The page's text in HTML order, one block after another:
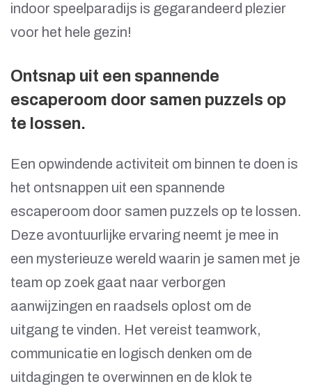
indoor speelparadijs is gegarandeerd plezier
voor het hele gezin!
Ontsnap uit een spannende
escaperoom door samen puzzels op
te lossen.
Een opwindende activiteit om binnen te doen is
het ontsnappen uit een spannende
escaperoom door samen puzzels op te lossen.
Deze avontuurlijke ervaring neemt je mee in
een mysterieuze wereld waarin je samen met je
team op zoek gaat naar verborgen
aanwijzingen en raadsels oplost om de
uitgang te vinden. Het vereist teamwork,
communicatie en logisch denken om de
uitdagingen te overwinnen en de klok te